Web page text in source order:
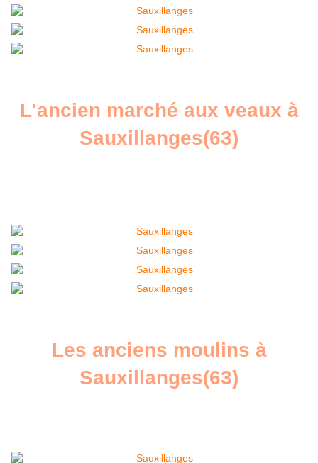
L'ancien marché aux veaux à
Sauxillanges(63)
Les anciens moulins à
Sauxillanges(63)